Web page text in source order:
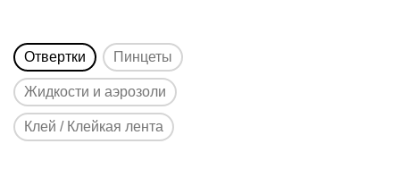
Отвертки Пинцеты
Жидкости и аэрозоли
Клей / Клейкая лента